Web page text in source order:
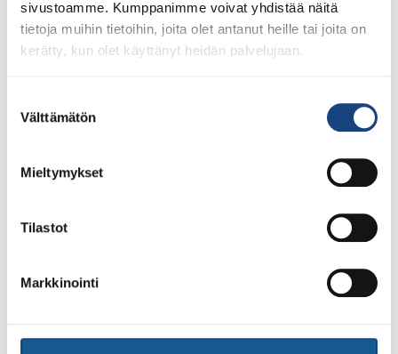
sivustoamme. Kumppanimme voivat yhdistää näitä
tietoja muihin tietoihin, joita olet antanut heille tai joita on
kerätty, kun olet käyttänyt heidän palvelujaan.
valinta
Välttämätön
Mieltymykset
Tilastot
Markkinointi
28.7.2026
Uudet lisenssit ostettavissa
1.8.2026 alkaen
lisenssit eivät siis [...]